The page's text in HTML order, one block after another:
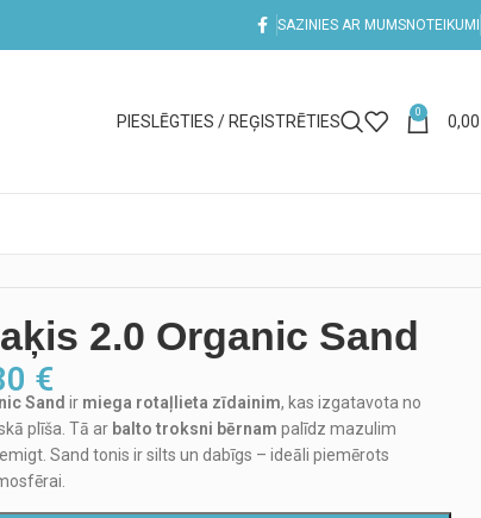
SAZINIES AR MUMSNOTEIKUMI
PIESLĒGTIES / REĢISTRĒTIES 0
2.0 Organic Sand
€
Sand ir miega rotaļlieta zīdainim, kas izgatavota no
plīša. Tā ar balto troksni bērnam palīdz mazulim
Sand tonis ir silts un dabīgs – ideāli piemērots